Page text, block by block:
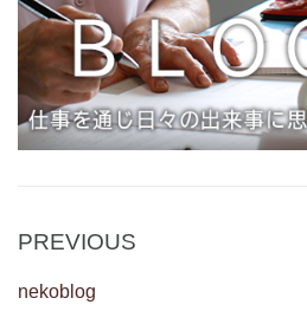
Post
Previous
PREVIOUS
nekoblog